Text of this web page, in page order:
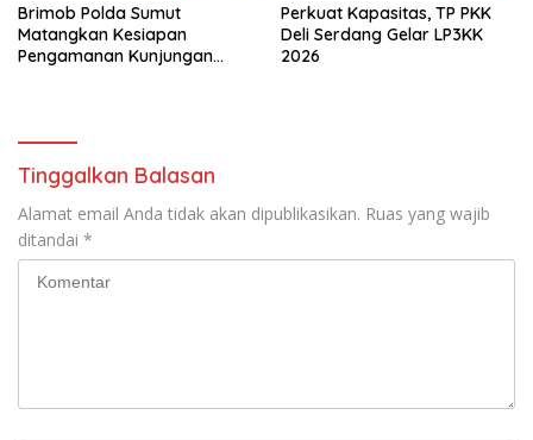
Brimob Polda Sumut
Matangkan Kesiapan
Pengamanan Kunjungan
Perkuat Kapasitas, TP PKK
Deli Serdang Gelar LP3KK
2026
Tinggalkan Balasan
Alamat email Anda tidak akan dipublikasikan. Ruas yang wajib
ditandai *